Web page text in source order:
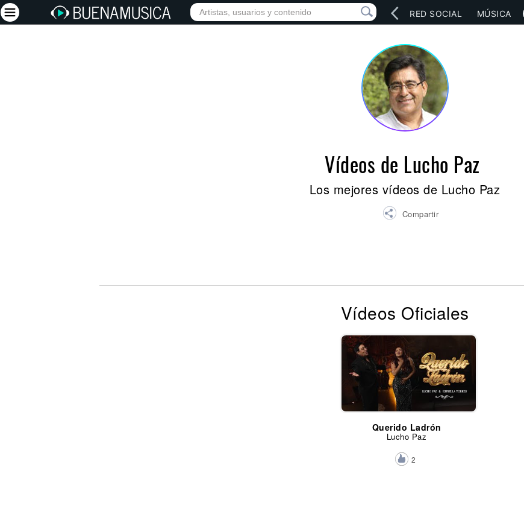
INICIO ARTISTAS RED SOCIAL MÚSICA
Vídeos de Lucho Paz
Los mejores vídeos de Lucho Paz
Compartir
Vídeos Oficiales
Querido Ladrón
Lucho Paz
2